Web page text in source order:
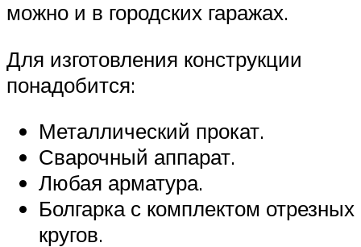
можно и в городских гаражах.
Для изготовления конструкции
понадобится:
Металлический прокат.
Сварочный аппарат.
Любая арматура.
Болгарка с комплектом отрезных
кругов.